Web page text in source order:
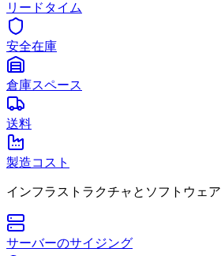
リードタイム
安全在庫
倉庫スペース
送料
製造コスト
インフラストラクチャとソフトウェア
サーバーのサイジング